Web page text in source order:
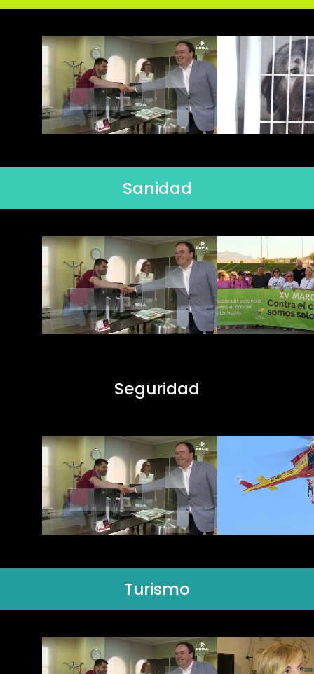
Sanidad
Seguridad
Turismo